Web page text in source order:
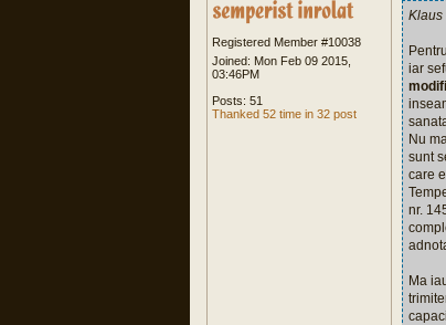
Registered Member #10038
Joined: Mon Feb 09 2015,
03:46PM
Posts: 51
Thanked 52 time in 32 post
Klaus
iar
Nu
sunt
care
nr.
Ma